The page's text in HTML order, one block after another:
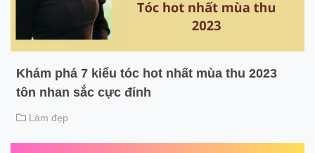
Khám phá 7 kiểu tóc hot nhất mùa thu 2023
tôn nhan sắc cực đỉnh
Làm đẹp